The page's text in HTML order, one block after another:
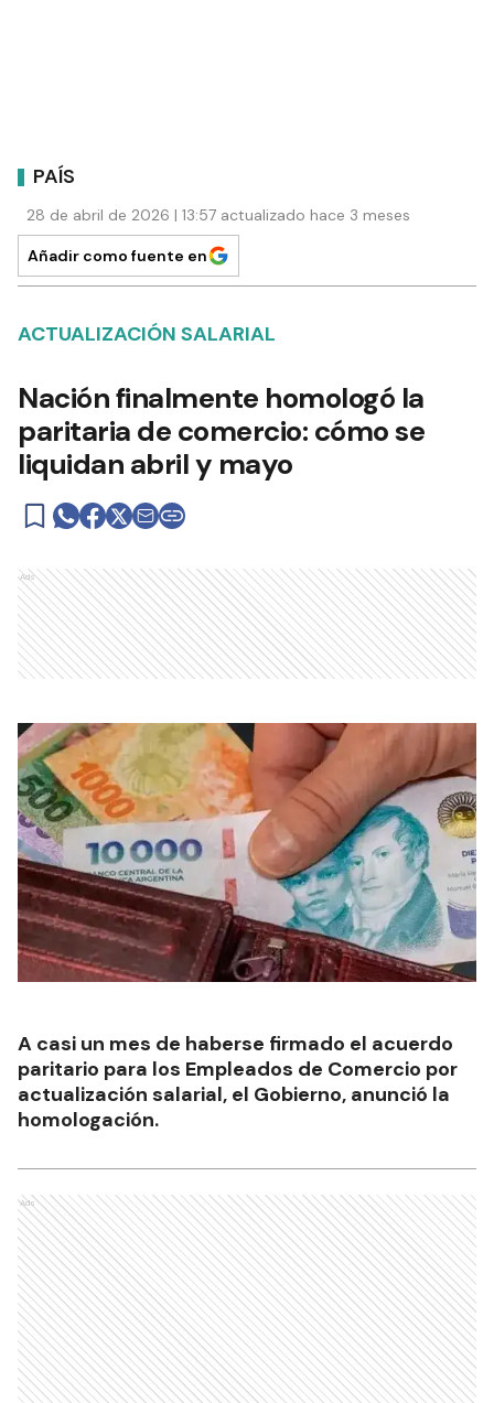
PAÍS
28 de abril de 2026 | 13:57 actualizado hace 3 meses
Añadir como fuente en
ACTUALIZACIÓN SALARIAL
Nación finalmente homologó la
paritaria de comercio: cómo se
liquidan abril y mayo
Ads
A casi un mes de haberse firmado el acuerdo
paritario para los Empleados de Comercio por
actualización salarial, el Gobierno, anunció la
homologación.
Ads